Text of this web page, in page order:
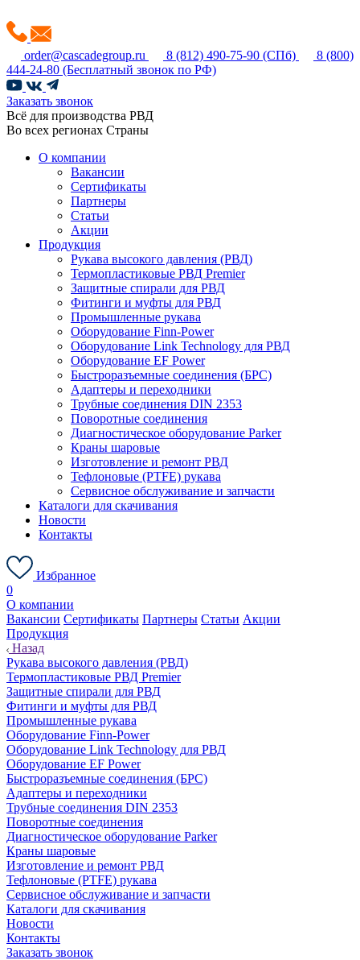
order@cascadegroup.ru 8 (812) 490-75-90 (СПб)
8 (800)
444-24-80 (Бесплатный звонок по РФ)
Заказать звонок
Всё для производства РВД
Во всех регионах Страны
О компании
Вакансии
Сертификаты
Партнеры
Статьи
Акции
Продукция
Рукава высокого давления (РВД)
Термопластиковые РВД Premier
Защитные спирали для РВД
Фитинги и муфты для РВД
Промышленные рукава
Оборудование Finn-Power
Оборудование Link Technology для РВД
Оборудование EF Power
Быстроразъемные соединения (БРС)
Адаптеры и переходники
Трубные соединения DIN 2353
Поворотные соединения
Диагностическое оборудование Parker
Краны шаровые
Изготовление и ремонт РВД
Тефлоновые (PTFE) рукава
Сервисное обслуживание и запчасти
Каталоги для скачивания
Новости
Контакты
Избранное
0
О компании
Вакансии Сертификаты Партнеры Статьи Акции
Продукция
Назад
Рукава высокого давления (РВД)
Термопластиковые РВД Premier
Защитные спирали для РВД
Фитинги и муфты для РВД
Промышленные рукава
Оборудование Finn-Power
Оборудование Link Technology для РВД
Оборудование EF Power
Быстроразъемные соединения (БРС)
Адаптеры и переходники
Трубные соединения DIN 2353
Поворотные соединения
Диагностическое оборудование Parker
Краны шаровые
Изготовление и ремонт РВД
Тефлоновые (PTFE) рукава
Сервисное обслуживание и запчасти
Каталоги для скачивания
Новости
Контакты
Заказать звонок